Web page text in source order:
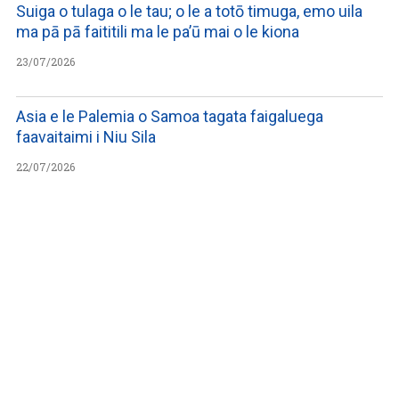
Suiga o tulaga o le tau; o le a totō timuga, emo uila
ma pā pā faititili ma le pa’ū mai o le kiona
23/07/2026
Asia e le Palemia o Samoa tagata faigaluega
faavaitaimi i Niu Sila
22/07/2026